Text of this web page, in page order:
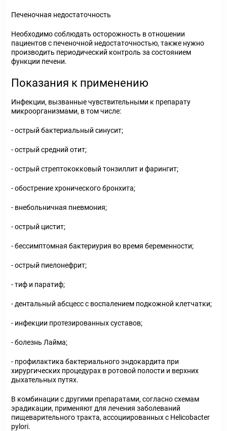
Печеночная недостаточность
Необходимо соблюдать осторожность в отношении
пациентов с печеночной недостаточностью, также нужно
производить периодический контроль за состоянием
функции печени.
Показания к применению
Инфекции, вызванные чувствительными к препарату
микроорганизмами, в том числе:
- острый бактериальный синусит;
- острый средний отит;
- острый стрептококковый тонзиллит и фарингит;
- обострение хронического бронхита;
- внебольничная пневмония;
- острый цистит;
- бессимптомная бактериурия во время беременности;
- острый пиелонефрит;
- тиф и паратиф;
- дентальный абсцесс с воспалением подкожной клетчатки;
- инфекции протезированных суставов;
- болезнь Лайма;
- профилактика бактериального эндокардита при
хирургических процедурах в ротовой полости и верхних
дыхательных путях.
В комбинации с другими препаратами, согласно схемам
эрадикации, применяют для лечения заболеваний
пищеварительного тракта, ассоциированных с Helicobacter
pylori.